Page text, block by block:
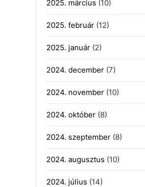
2025. március (10)
2025. február(12)
2025. január(2)
2024. december(7)
2024. november(10)
2024. október(8)
2024. szeptember(8)
2024. augusztus (10)
2024. július (14)